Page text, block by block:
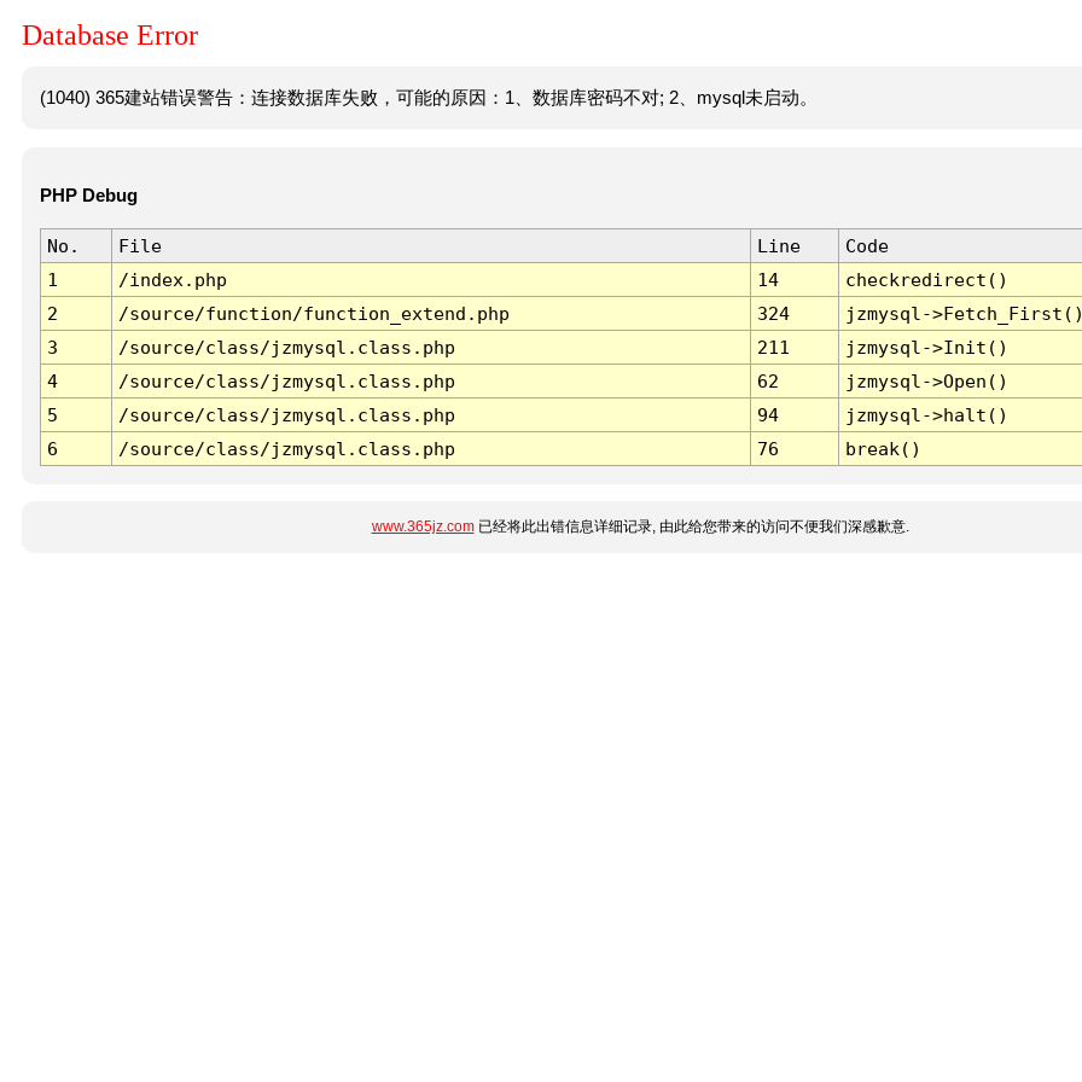
Database Error
(1040) 365建站错误警告：连接数据库失败，可能的原因：1、数据库密码不对; 2、mysql未启动。
PHP Debug
No. File Line
Code
1
/index.php 14
checkredirect()
2
/source/function/function_extend.php 324
jzmysql-
3
/source/class/jzmysql.class.php 211
jzmysql->Init()
4
/source/class/jzmysql.class.php 62
jzmysql->Open()
5
/source/class/jzmysql.class.php 94
jzmysql->halt()
6
/source/class/jzmysql.class.php 76 break()
www.365jz.com已经将此出错信息详细记录, 由此给您带来的访问不便我们深感歉意.